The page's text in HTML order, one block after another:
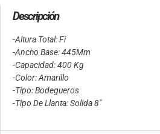
Descripción
-Altura Total: Fi
-Ancho Base: 445Mm
-Capacidad: 400 Kg
-Color: Amarillo
-Tipo: Bodegueros
-Tipo De Llanta: Solida 8″